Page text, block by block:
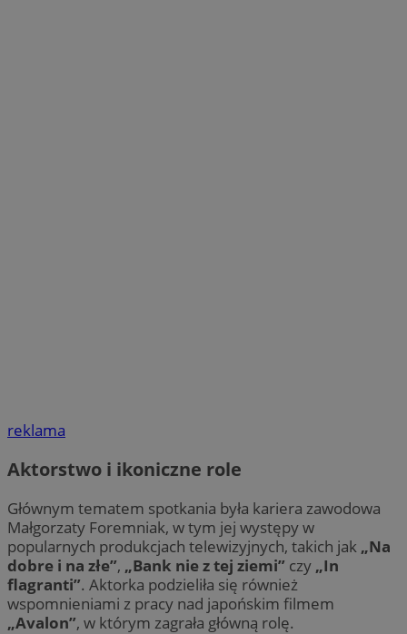
reklama
Aktorstwo i ikoniczne role
Głównym tematem spotkania była kariera zawodowa
Małgorzaty Foremniak, w tym jej występy w
popularnych produkcjach telewizyjnych, takich jak „Na
dobre i na złe”, „Bank nie z tej ziemi” czy „In
flagranti”. Aktorka podzieliła się również
wspomnieniami z pracy nad japońskim filmem
„Avalon”, w którym zagrała główną rolę.